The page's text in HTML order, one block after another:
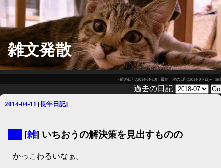
雑文発散
«前の日記(2014-04-10) 最新 次の日記(2014-04-12)» 編
過去の日記
2014-04-11 [長年日記]
[雑] いちおうの解決策を見出すものの
かっこわるいなぁ。